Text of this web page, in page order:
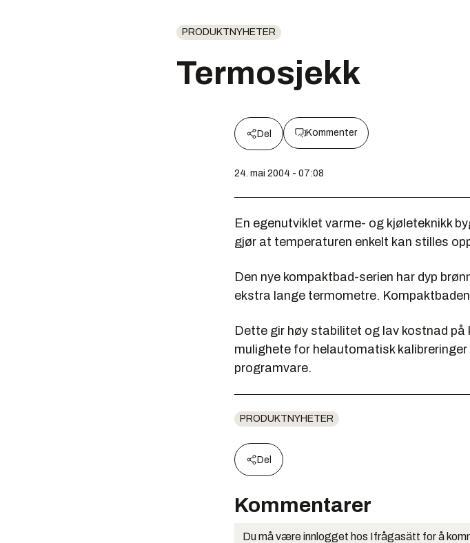
PRODUKTNYHETER
Termosjekk
Del Kommenter
24. mai 2004 - 07:08
En egenutviklet varme- og kjøleteknikk
gjør at temperaturen enkelt kan stilles
Den nye kompaktbad-serien har dyp
ekstra lange termometre.
Dette gir høy stabilitet og lav kostnad
mulighete for helautomatisk kalibreringer
programvare.
PRODUKTNYHETER
Del
Kommentarer
Du må være innlogget hos Ifrågasätt for å